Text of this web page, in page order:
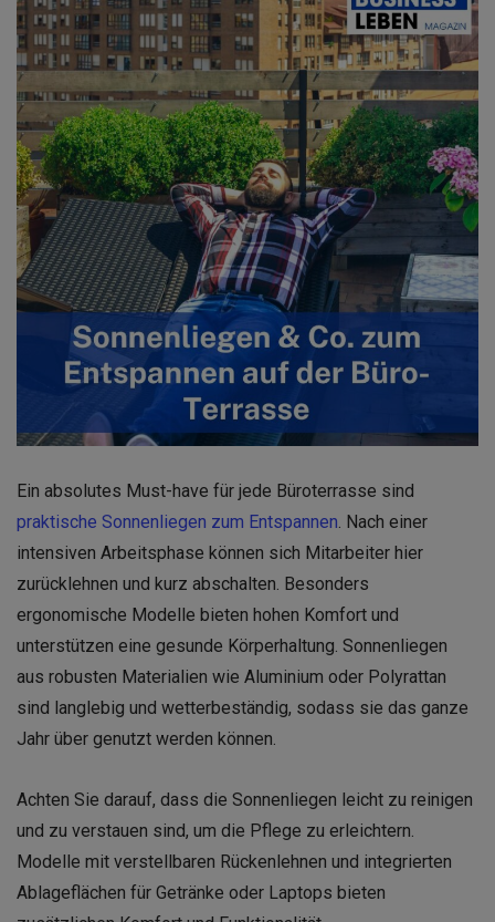
Ein absolutes Must-have für jede Büroterrasse sind
praktische Sonnenliegen zum Entspannen . Nach einer
intensiven Arbeitsphase können sich Mitarbeiter hier
zurücklehnen und kurz abschalten. Besonders
ergonomische Modelle bieten hohen Komfort und
unterstützen eine gesunde Körperhaltung. Sonnenliegen
aus robusten Materialien wie Aluminium oder Polyrattan
sind langlebig und wetterbeständig, sodass sie das ganze
Jahr über genutzt werden können.
Achten Sie darauf, dass die Sonnenliegen leicht zu reinigen
und zu verstauen sind, um die Pflege zu erleichtern.
Modelle mit verstellbaren Rückenlehnen und integrierten
Ablageflächen für Getränke oder Laptops bieten